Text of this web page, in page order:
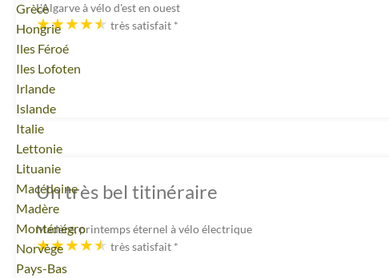
Voyage
Grèce
Voyage
Hongrie
Voyage
Iles Féroé
Voyage
Iles Lofoten
Voyage
Irlande
Voyage
Islande
Voyage
Italie
Voyage
Lettonie
Voyage
Lituanie
Voyage
Macédoine
Voyage
Madère
Voyage
Monténégro
Voyage
Norvège
Voyage
Pays-Bas
L'Algarve à vélo d'est en ouest
très satisfait *
Un très bel titinéraire
Madère, printemps éternel à vélo électrique
très satisfait *